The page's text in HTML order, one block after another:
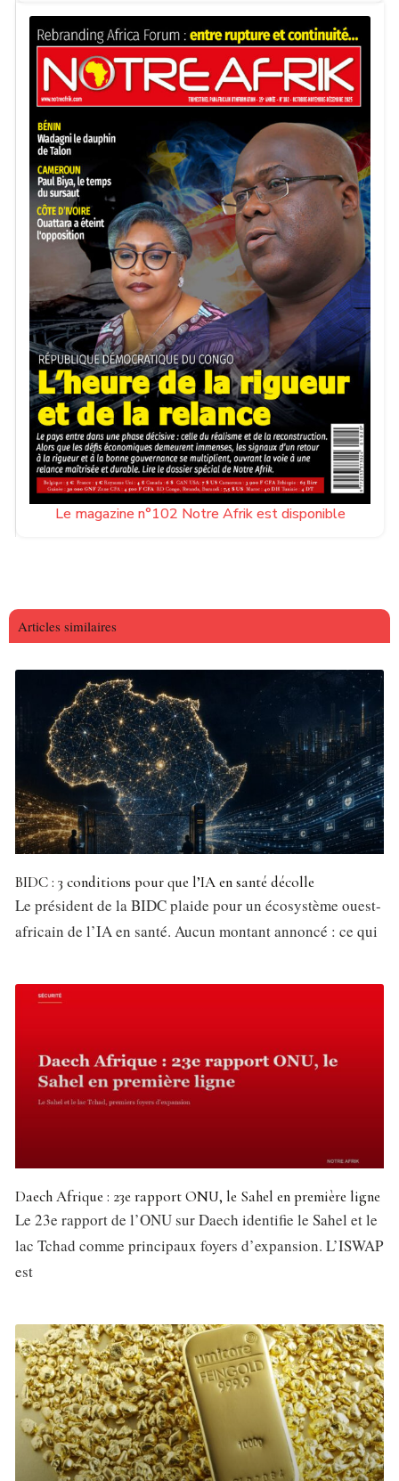
Le magazine n°102 Notre Afrik est disponible
Articles similaires
BIDC : 3 conditions pour que l’IA en santé décolle
Le président de la BIDC plaide pour un écosystème ouest-
africain de l’IA en santé. Aucun montant annoncé : ce qui
Daech Afrique : 23e rapport ONU, le Sahel en première ligne
Le 23e rapport de l’ONU sur Daech identifie le Sahel et le
lac Tchad comme principaux foyers d’expansion. L’ISWAP
est